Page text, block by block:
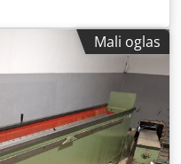
Mali oglas